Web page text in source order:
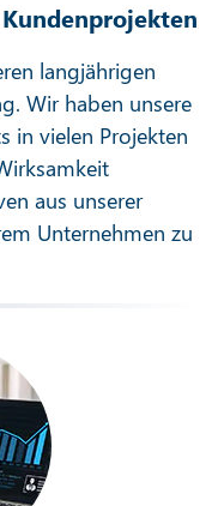
langjährigen
Wir haben unsere
in vielen Projekten
aus unserer
Unternehmen zu